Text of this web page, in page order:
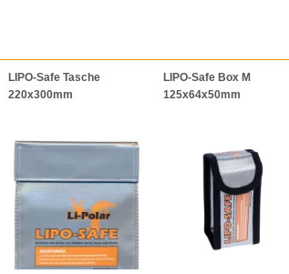
LIPO-Safe Tasche
220x300mm
LIPO-Safe Box M
125x64x50mm